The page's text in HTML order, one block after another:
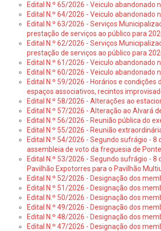
Edital N.º 65/2026 - Veiculo abandonado
Edital N.º 64/2026 - Veiculo abandonado
Edital N.º 63/2026 - Serviços
prestação de serviços ao público para
Edital N.º 62/2026 - Serviços
prestação de serviços ao público para
Edital N.º 61/2026 - Veiculo abandonado
Edital N.º 60/2026 - Veiculo abandonado
Edital N.º 59/2026 - Horários e
espaços associativos, recintos
Edital N.º 58/2026 - Alterações ao
Edital N.º 57/2026 - Alteração ao Alvará
Edital N.º 56/2026 - Reunião pública do
Edital N.º 55/2026 - Reunião
Edital N.º 54/2026 - Segundo sufrágio -
assembleia de voto da freguesia de Ponte
Edital N.º 53/2026 - Segundo sufrágio -
Pavilhão Expotorres para o Pavilhão
Edital N.º 52/2026 - Designação dos
Edital N.º 51/2026 - Designação dos
Edital N.º 50/2026 - Designação dos
Edital N.º 49/2026 - Designação dos
Edital N.º 48/2026 - Designação dos
Edital N.º 47/2026 - Designação dos